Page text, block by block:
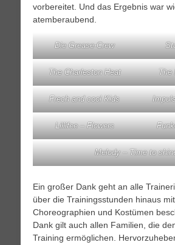
vorbereitet. Und das Ergebnis war
atemberaubend.
Die Grease-Crew
The Charleston Heat The
Frech and cool Kids
Lillifee – Flowers
Melody – Time to
Ein großer Dank geht an alle
über die Trainingsstunden hinaus
Choreographien und Kostümen
Dank gilt auch allen Familien, die
Training ermöglichen.